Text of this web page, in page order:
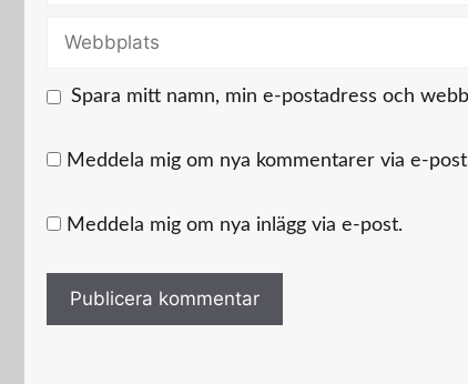
Webbplats
Spara mitt namn, min e-postadress och
Meddela mig om nya kommentarer via e-
Meddela mig om nya inlägg via e-post.